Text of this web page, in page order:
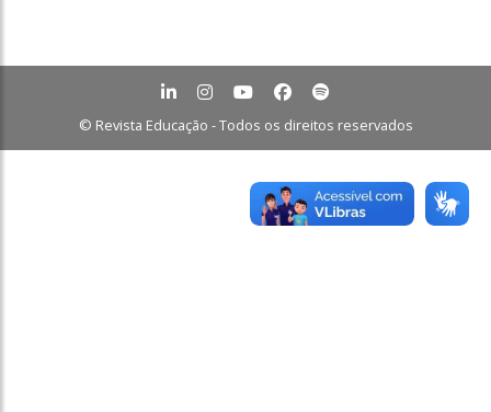
© Revista Educação - Todos os direitos reservados